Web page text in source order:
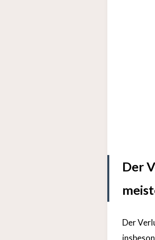
Der
Der